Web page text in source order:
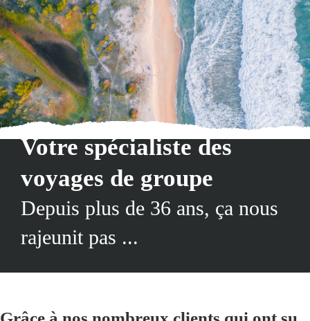
Votre spécialiste des
voyages de groupe
Depuis plus de 36 ans, ça nous
rajeunit pas ...